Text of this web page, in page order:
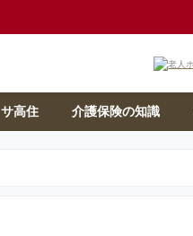
サ高住 介護保険の知識